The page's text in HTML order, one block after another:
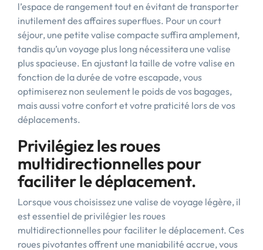
l’espace de rangement tout en évitant de transporter
inutilement des affaires superflues. Pour un court
séjour, une petite valise compacte suffira amplement,
tandis qu’un voyage plus long nécessitera une valise
plus spacieuse. En ajustant la taille de votre valise en
fonction de la durée de votre escapade, vous
optimiserez non seulement le poids de vos bagages,
mais aussi votre confort et votre praticité lors de vos
déplacements.
Privilégiez les roues
multidirectionnelles pour
faciliter le déplacement.
Lorsque vous choisissez une valise de voyage légère, il
est essentiel de privilégier les roues
multidirectionnelles pour faciliter le déplacement. Ces
roues pivotantes offrent une maniabilité accrue, vous